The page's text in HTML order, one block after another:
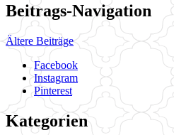
Beitrags-Navigation
Ältere Beiträge
Facebook
Instagram
Pinterest
Kategorien